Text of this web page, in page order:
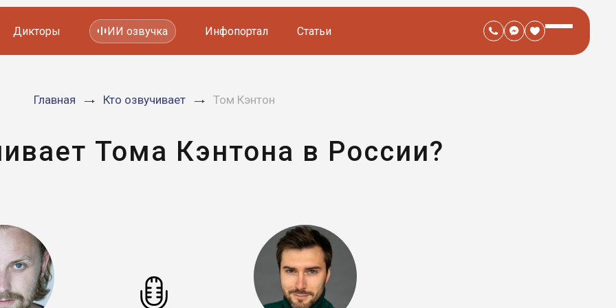
Мультфильмов
Дикторы ИИ озвучка Инфопортал Статьи
Главная Кто озвучивает Том Кэнтон
Тома Кэнтона в России?